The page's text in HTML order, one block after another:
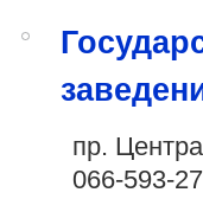
пр.
066-593-